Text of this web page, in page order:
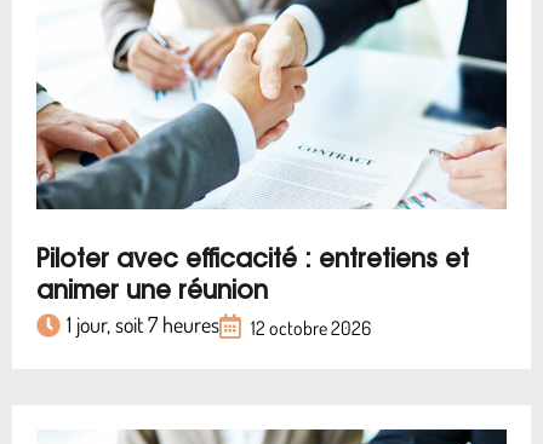
Piloter avec efficacité : entretiens et
animer une réunion
1 jour, soit 7 heures 12 octobre 2026